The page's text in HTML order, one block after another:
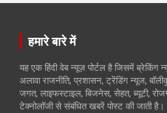
हमारे बारे में
यह एक हिंदी वेब न्यूज़ पोर्टल है जिसमें ब्रेकिंग
अलावा राजनीति, प्रशासन, ट्रेंडिंग न्यूज,
जगत, लाइफस्टाइल, बिजनेस, सेहत, ब्यूटी,
टेक्नोलॉजी से संबंधित खबरें पोस्ट की जाती है।